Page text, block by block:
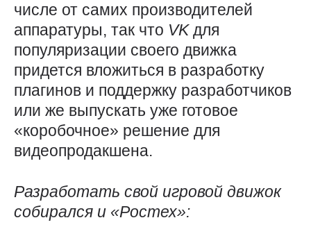
числе от самих производителей
аппаратуры, так что VKдля
популяризации своего движка
придется вложиться в разработку
плагинов и поддержку разработчиков
или же выпускать уже готовое
«коробочное» решение для
видеопродакшена.
Разработать свой игровой движок
собирался и «Ростех»: